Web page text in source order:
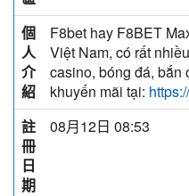
個
人
介
紹
F8bet hay F8BET
Việt Nam, có rất
casino, bóng đá, bắn
khuyến mãi tại:
註
冊
日
期
08月12日 08:53